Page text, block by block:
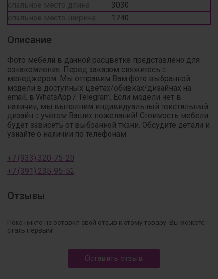
спальное место длина
3030
спальное место ширина
1740
Описание
Фото мебели в данной расцветке представлено для
ознакомления. Перед заказом свяжитесь с
менеджером. Мы отправим Вам фото выбранной
модели в доступных цветах/обивках/дизайнах на
email, в WhatsApp / Telegram. Если модели нет в
наличии, мы выполним индивидуальный текстильный
дизайн с учётом Ваших пожеланий! Стоимость мебели
будет зависеть от выбранной ткани. Обсудите детали и
узнайте о наличии по телефонам:
+7 (933) 320-75-20
+7 (391) 235-95-52
Отзывы
Пока никто не оставил свой отзыв к этому товару. Вы можете
стать первым!
Оставить отзыв